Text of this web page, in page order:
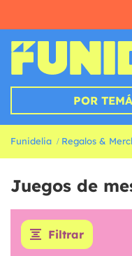
POR
Funidelia Regalos &
Juegos de
Filtrar